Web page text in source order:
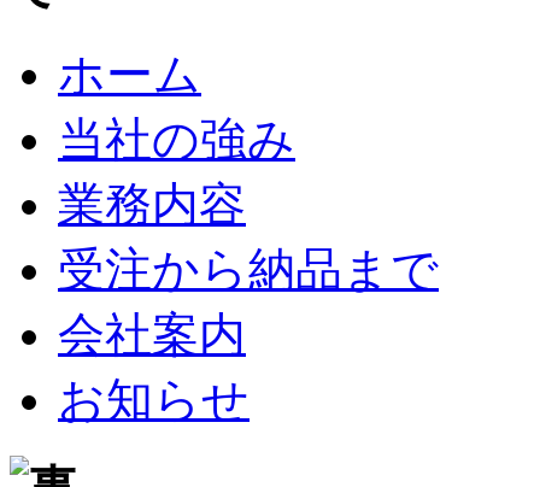
ホーム
当社の強み
業務内容
受注から納品まで
会社案内
お知らせ